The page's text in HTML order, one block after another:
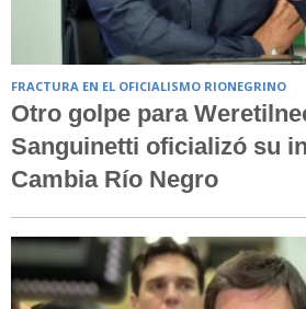
FRACTURA EN EL OFICIALISMO RIONEGRINO
Otro golpe para
Sanguinetti oficializó su
Cambia Río Negro